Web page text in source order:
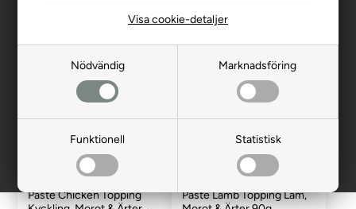
Nödvändig Marknadsföring
Funktionell Statistisk
Visa cookie-detaljer
Paste Chicken Topping
Paste Lamb Topping Lam,